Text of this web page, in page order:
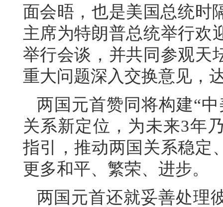
面会晤，也是美国总统时
主席为特朗普总统举行欢
举行会谈，并共同参观天
重大问题深入交换意见，
两国元首赞同将构建“
关系新定位，为未来3年
指引，推动两国关系稳定
更多和平、繁荣、进步。
两国元首还就妥善处理